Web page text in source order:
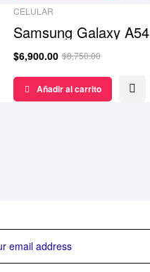
CELULAR
Samsung Galaxy A54
$8,750.00
$6,900.00
Añadir al carrito